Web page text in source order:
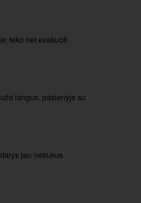
teko net evakuoti
langus, pasienyje su
jau netrukus